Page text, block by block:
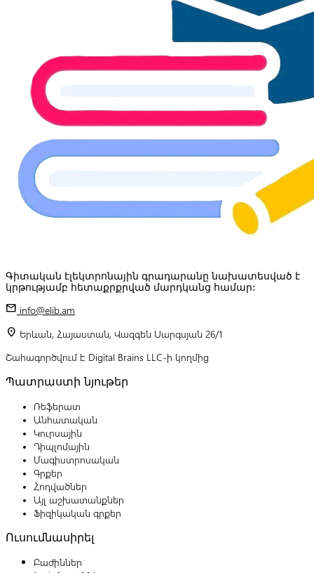
Գիտական էլեկտրոնային գրադարանը նախատեսված է
կրթությամբ հետաքրքրված մարդկանց համար:
mail info@elib.am
location_on Երևան, Հայաստան, Վազգեն Սարգսյան 26/1
Շահագործվում է Digital Brains LLC-ի կողմից
Պատրաստի նյութեր
Ռեֆերատ
Անհատական
Կուրսային
Դիպլոմային
Մագիստրոսական
Գրքեր
Հոդվածներ
Այլ աշխատանքներ
Ֆիզիկական գրքեր
Ուսումնասիրել
Բաժիններ